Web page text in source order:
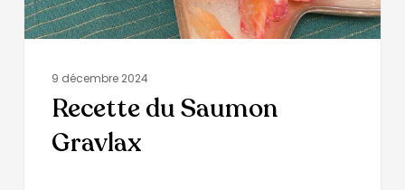
9 décembre 2024
Recette du Saumon
Gravlax